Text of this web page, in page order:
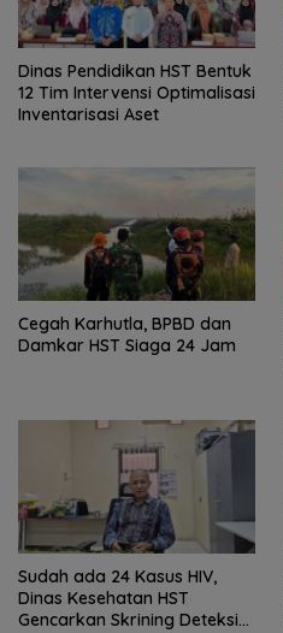
Dinas Pendidikan HST Bentuk
12 Tim Intervensi Optimalisasi
Inventarisasi Aset
Cegah Karhutla, BPBD dan
Damkar HST Siaga 24 Jam
Sudah ada 24 Kasus HIV,
Dinas Kesehatan HST
Gencarkan Skrining Deteksi